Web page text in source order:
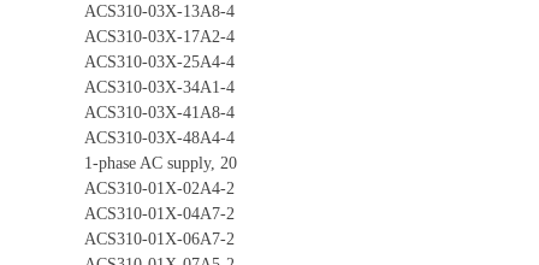
ACS310-03X-13A8-4
ACS310-03X-17A2-4
ACS310-03X-25A4-4
ACS310-03X-34A1-4
ACS310-03X-41A8-4
ACS310-03X-48A4-4
1-phase AC supply, 20
ACS310-01X-02A4-2
ACS310-01X-04A7-2
ACS310-01X-06A7-2